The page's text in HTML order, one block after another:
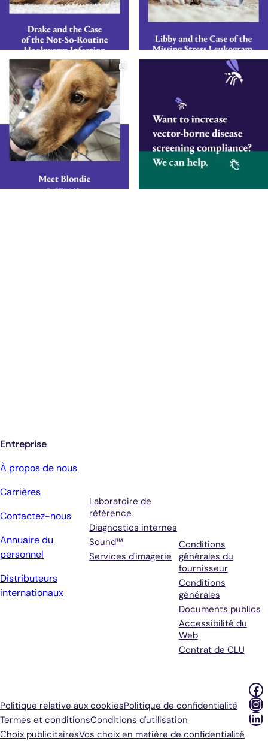
Entreprise
À propos de nous
Carrières
Contactez-nous
Annuaire du
personnel
Distributeurs
internationaux
Laboratoire de
référence
Diagnostics internes
Sound™
Services d'imagerie
Conditions
générales du
fournisseur
Conditions
générales
Documents publics
Accessibilité du
Web
Contrat de CLU
Politique relative aux cookiesPolitique de confidentialité
Termes et conditionsConditions d'utilisation
Choix publicitairesVos choix en matière de confidentialité